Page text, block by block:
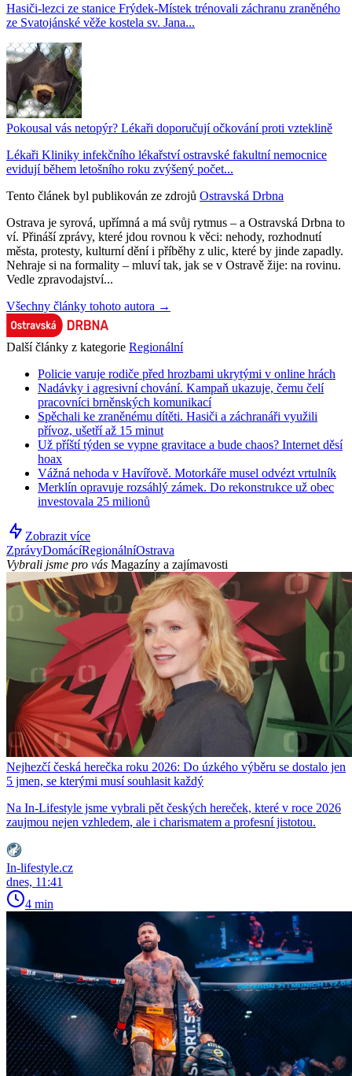
Hasiči-lezci ze stanice Frýdek-Místek trénovali záchranu zraněného
ze Svatojánské věže kostela sv. Jana...
Pokousal vás netopýr? Lékaři doporučují očkování proti vzteklině
Lékaři Kliniky infekčního lékařství ostravské fakultní nemocnice
evidují během letošního roku zvýšený počet...
Tento článek byl publikován ze zdrojů Ostravská Drbna
Ostrava je syrová, upřímná a má svůj rytmus – a Ostravská Drbna to
ví. Přináší zprávy, které jdou rovnou k věci: nehody, rozhodnutí
města, protesty, kulturní dění i příběhy z ulic, které by jinde zapadly.
Nehraje si na formality – mluví tak, jak se v Ostravě žije: na rovinu.
Vedle zpravodajství...
Všechny články tohoto autora →
Další články z kategorie Regionální
Policie varuje rodiče před hrozbami ukrytými v online hrách
Nadávky i agresivní chování. Kampaň ukazuje, čemu čelí
pracovníci brněnských komunikací
Spěchali ke zraněnému dítěti. Hasiči a záchranáři využili
přívoz, ušetří až 15 minut
Už příští týden se vypne gravitace a bude chaos? Internet děsí
hoax
Vážná nehoda v Havířově. Motorkáře musel odvézt vrtulník
Merklín opravuje rozsáhlý zámek. Do rekonstrukce už obec
investovala 25 milionů
Zobrazit více
ZprávyDomácíRegionálníOstrava
Vybrali jsme pro vás Magazíny a zajímavosti
Nejhezčí česká herečka roku 2026: Do úzkého výběru se dostalo jen
5 jmen, se kterými musí souhlasit každý
Na In-Lifestyle jsme vybrali pět českých hereček, které v roce 2026
zaujmou nejen vzhledem, ale i charismatem a profesní jistotou.
In-lifestyle.cz
dnes, 11:41
4 min